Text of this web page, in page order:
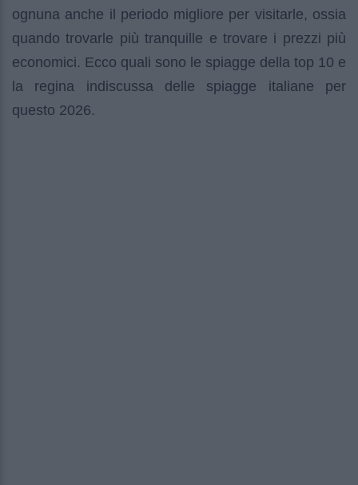
ognuna anche il periodo migliore per visitarle, ossia
quando trovarle più tranquille e trovare i prezzi più
economici. Ecco quali sono le spiagge della top 10 e
la regina indiscussa delle spiagge italiane per
questo 2026.